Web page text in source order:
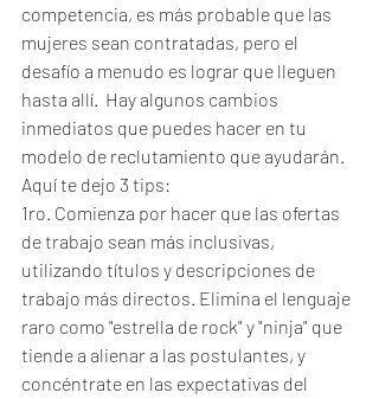
competencia, es más probable que las
mujeres sean contratadas, pero el
desafío a menudo es lograr que lleguen
hasta allí.  Hay algunos cambios
inmediatos que puedes hacer en tu
modelo de reclutamiento que ayudarán.
Aquí te dejo 3 tips:
1ro. Comienza por hacer que las ofertas
de trabajo sean más inclusivas,
utilizando títulos y descripciones de
trabajo más directos. Elimina el lenguaje
raro como "estrella de rock" y "ninja" que
tiende a alienar a las postulantes, y
concéntrate en las expectativas del